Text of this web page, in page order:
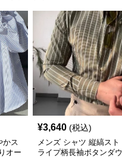
かス
オー
¥3,640 (税込)
メンズ シャツ 縦縞スト
ライプ柄長袖ボタンダウ